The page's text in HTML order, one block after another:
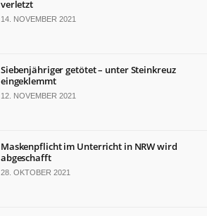
verletzt
14. NOVEMBER 2021
Siebenjähriger getötet – unter Steinkreuz
eingeklemmt
12. NOVEMBER 2021
Maskenpflicht im Unterricht in NRW wird
abgeschafft
28. OKTOBER 2021